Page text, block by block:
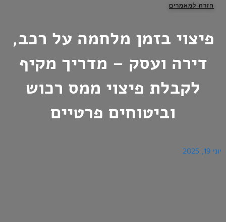
חזרה למאמרים
פיצוי בזמן מלחמה על רכב,
דירה ועסק – מדריך מקיף
לקבלת פיצוי ממס רכוש
וביטוחים פרטיים
יוני 19, 2025